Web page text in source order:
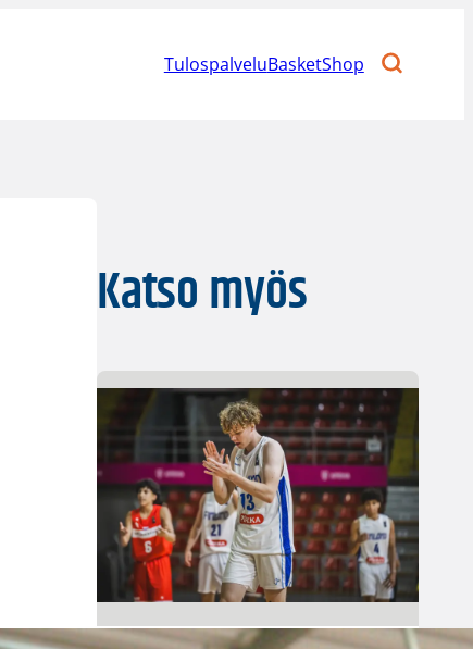
TulospalveluBasketShop
Katso myös